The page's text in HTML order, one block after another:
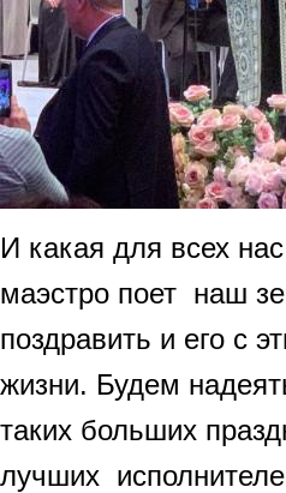
И какая для всех
маэстро поет наш
поздравить и его с
жизни. Будем
таких больших
лучших